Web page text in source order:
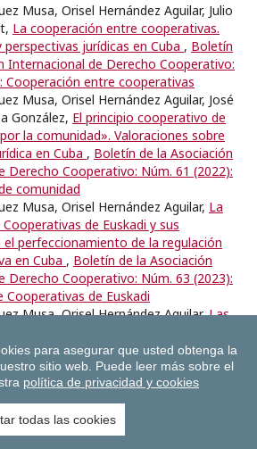
Musa, Orisel Hernández Aguilar, Julio
La cooperación entre cooperativas.
jurídicas en Cuba , Boletín
Internacional de Derecho Cooperativo:
Cooperación entre cooperativas
Musa, Orisel Hernández Aguilar, José
González, El principio cooperativo de
la comunidad». Valoraciones sobre
en Cuba , Boletín de la Asociación
Derecho Cooperativo: Núm. 61 (2022):
comunidad
Musa, Orisel Hernández Aguilar, La
de Euskadi y sus
perfeccionamiento de la regulación
en Cuba , Boletín de la Asociación
Derecho Cooperativo: Núm. 63 (2023):
Cooperativas de Euskadi
Musa, Orisel Hernández Aguilar,Las
de conformidad con el marco
de la Asociación Internacional de
Núm. 67 (2025)
Musa, Orisel Hernández Aguilar,
jurídicas de la dinámica orgánica
telemáticos en las
para asegurar que usted obtenga la
sitio web. Puede leer más sobre el
política de privacidad y cookies
todas las cookies